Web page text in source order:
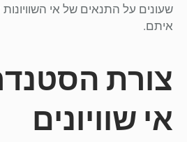
שעונים על התנאים של אי
איתם.
צורת
אי שוויונים